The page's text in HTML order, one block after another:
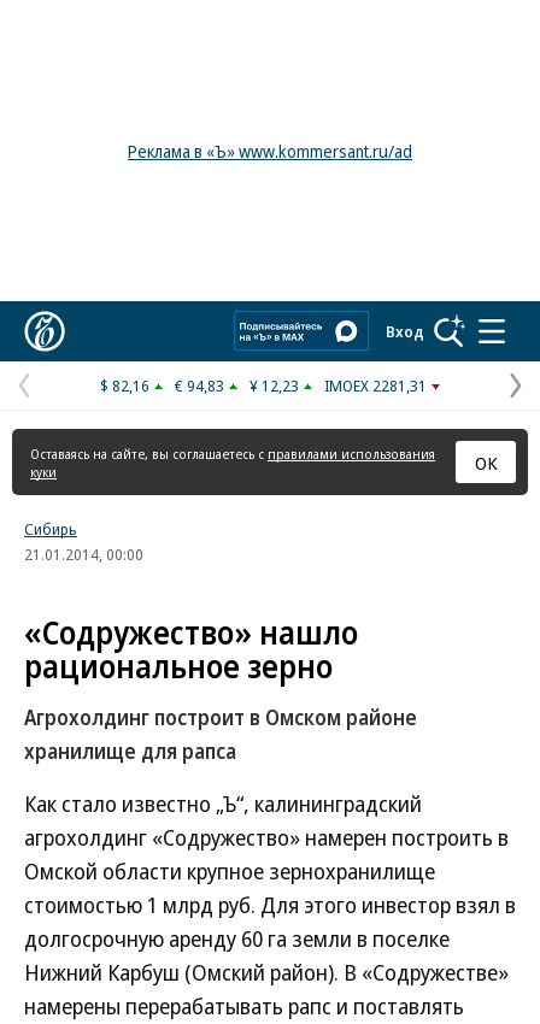
Реклама в «Ъ» www.kommersant.ru/ad
Вход
Предыдущая
страница
$ 82,16 € 94,83 ¥ 12,23 IMOEX 2281,31
Оставаясь на сайте, вы соглашаетесь с правилами использования
куки
ОК
Сибирь
21.01.2014, 00:00
«Содружество» нашло
рациональное зерно
Агрохолдинг построит в Омском районе
хранилище для рапса
Как стало известно „Ъ“, калининградский
агрохолдинг «Содружество» намерен построить в
Омской области крупное зернохранилище
стоимостью 1 млрд руб. Для этого инвестор взял в
долгосрочную аренду 60 га земли в поселке
Нижний Карбуш (Омский район). В «Содружестве»
намерены перерабатывать рапс и поставлять